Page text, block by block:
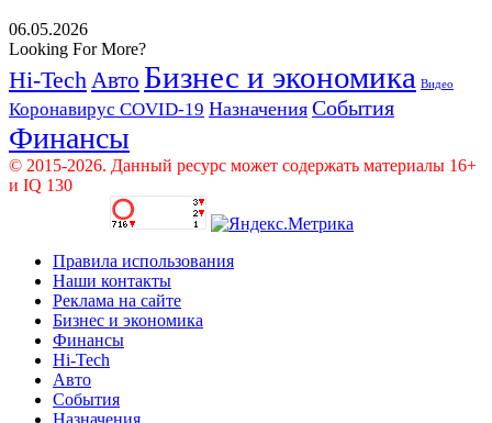
06.05.2026
Looking For More?
Hi-Tech Авто Бизнес и экономика Видео
Коронавирус COVID-19 Назначения События
Финансы
© 2015-2026. Данный ресурс может содержать материалы 16+
и IQ 130
Правила использования
Наши контакты
Реклама на сайте
Бизнес и экономика
Финансы
Hi-Tech
Авто
События
Назначения